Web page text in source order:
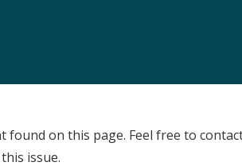
found on this page. Feel free to
issue.